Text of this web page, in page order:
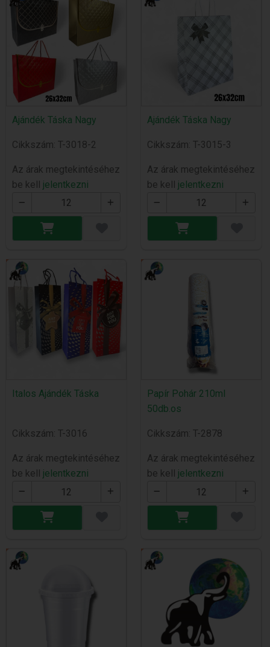
Ajándék Táska Nagy
Cikkszám: T-3018-2
Az árak megtekintéséhez
be kell jelentkezni
Ajándék Táska Nagy
Cikkszám: T-3015-3
Az árak megtekintéséhez
be kell jelentkezni
Italos Ajándék Táska
Cikkszám: T-3016
Az árak megtekintéséhez
be kell jelentkezni
Papír Pohár 210ml
50db.os
Cikkszám: T-2878
Az árak megtekintéséhez
be kell jelentkezni